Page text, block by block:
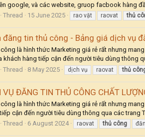
google, và các website, gruop facbook hàng
Thread 15 June 2025 rao vặt raovat thủ
đăng tin thủ công - Bảng giá dịch vụ
là hình thức Marketing giá rẻ rất nhưng
khách hàng tiếp cận đến người tiêu dùng thông
Thread 8 May 2025 dịch vụ raovat thủ
VỤ ĐĂNG TIN THỦ CÔNG CHẤT
là hình thức Marketing giá rẻ rất nhưng
cận đến người tiêu dùng thông qua các trang
Thread 6 August 2024 raovat thủ công